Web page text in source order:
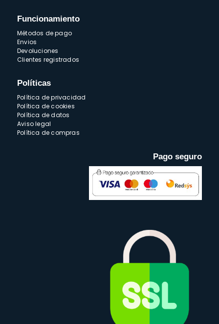
Funcionamiento
Métodos de pago
Envios
Devoluciones
Clientes registrados
Políticas
Política de privacidad
Política de cookies
Política de datos
Aviso legal
Política de compras
Pago seguro